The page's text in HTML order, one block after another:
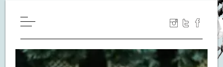
WILL YOU MARRY ME?